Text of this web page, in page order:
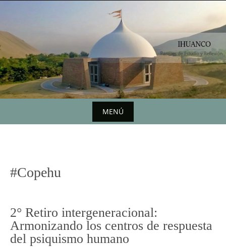
contenido
MENÚ
#Copehu
2° Retiro intergeneracional:
Armonizando los centros de respuesta
del psiquismo humano